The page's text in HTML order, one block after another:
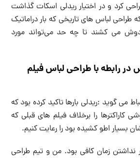
کرد و در اختیار ریدلی اسکات گذاشت
لباس های تاریخی که بار دراماتیک
دوش می کشند تا چه حد می‌تواند مورد
رابطه با طراحی لباس فیلم
می گوید :ریدلی بارها تاکید کرده بود که
کاراکترها را برخلاف فیلم های قبلی که
بسیار اطو کشیده بود را رعایت کنیم.
زمان کافی بود. من و تیم طراحی